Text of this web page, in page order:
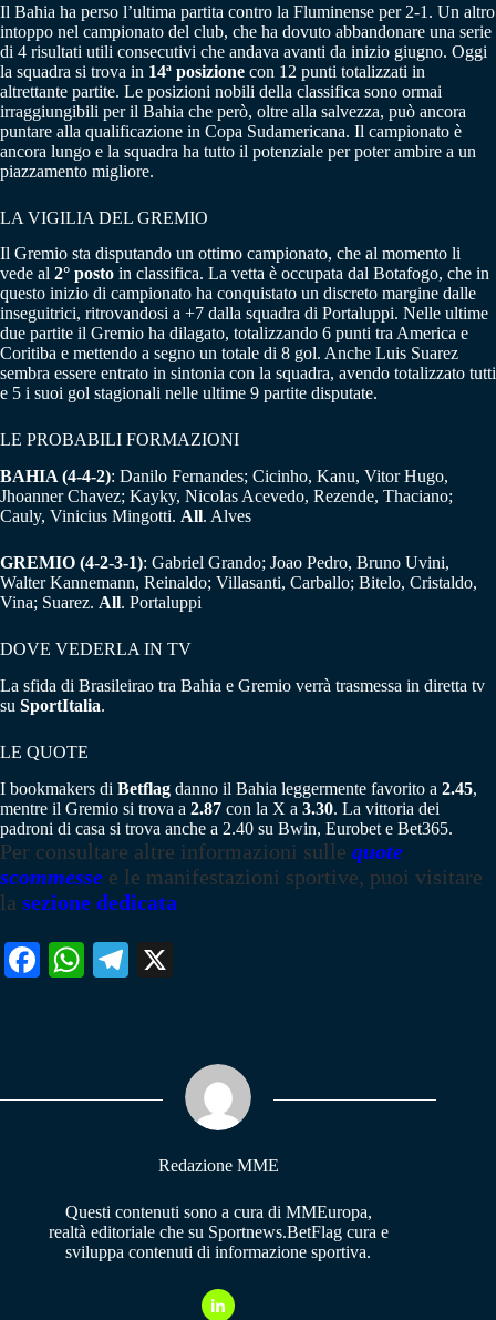
Il Bahia ha perso l’ultima partita contro la Fluminense per 2-1. Un altro
intoppo nel campionato del club, che ha dovuto abbandonare una serie
di 4 risultati utili consecutivi che andava avanti da inizio giugno. Oggi
la squadra si trova in 14ª posizione con 12 punti totalizzati in
altrettante partite. Le posizioni nobili della classifica sono ormai
irraggiungibili per il Bahia che però, oltre alla salvezza, può ancora
puntare alla qualificazione in Copa Sudamericana. Il campionato è
ancora lungo e la squadra ha tutto il potenziale per poter ambire a un
piazzamento migliore.
LA VIGILIA DEL GREMIO
Il Gremio sta disputando un ottimo campionato, che al momento li
vede al 2° posto in classifica. La vetta è occupata dal Botafogo, che in
questo inizio di campionato ha conquistato un discreto margine dalle
inseguitrici, ritrovandosi a +7 dalla squadra di Portaluppi. Nelle ultime
due partite il Gremio ha dilagato, totalizzando 6 punti tra America e
Coritiba e mettendo a segno un totale di 8 gol. Anche Luis Suarez
sembra essere entrato in sintonia con la squadra, avendo totalizzato tutti
e 5 i suoi gol stagionali nelle ultime 9 partite disputate.
LE PROBABILI FORMAZIONI
BAHIA (4-4-2): Danilo Fernandes; Cicinho, Kanu, Vitor Hugo,
Jhoanner Chavez; Kayky, Nicolas Acevedo, Rezende, Thaciano;
Cauly, Vinicius Mingotti. All. Alves
GREMIO (4-2-3-1): Gabriel Grando; Joao Pedro, Bruno Uvini,
Walter Kannemann, Reinaldo; Villasanti, Carballo; Bitelo, Cristaldo,
Vina; Suarez. All. Portaluppi
DOVE VEDERLA IN TV
La sfida di Brasileirao tra Bahia e Gremio verrà trasmessa in diretta tv
su SportItalia.
LE QUOTE
I bookmakers di Betflag danno il Bahia leggermente favorito a 2.45,
mentre il Gremio si trova a 2.87 con la X a 3.30. La vittoria dei
padroni di casa si trova anche a 2.40 su Bwin, Eurobet e Bet365.
Per consultare altre informazioni sulle quote
scommesse e le manifestazioni sportive, puoi visitare
la sezione dedicata
Fa W
pp
Te
m
Redazione MME
Questi contenuti sono a cura di MMEuropa,
realtà editoriale che su Sportnews.BetFlag cura e
sviluppa contenuti di informazione sportiva.